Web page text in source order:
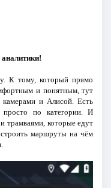
К тому, который прямо
и понятным, тут
и Алисой. Есть
по категории. И
трамваями, которые едут
маршруты на чём